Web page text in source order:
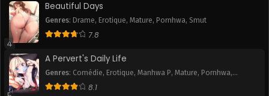
Chapitre 15
August 12, 2024
Chapitre 14
Chapitre 13
August 12, 2024 August 12, 2024
4
Beautiful Days
Genres: Drame, Erotique, Mature, Pornhwa, Smut
7.8
A Pervert's Daily Life
Genres: Comédie, Erotique, Manhwa P, Mature, Pornhwa,
Romance,Slice of Life
8.1